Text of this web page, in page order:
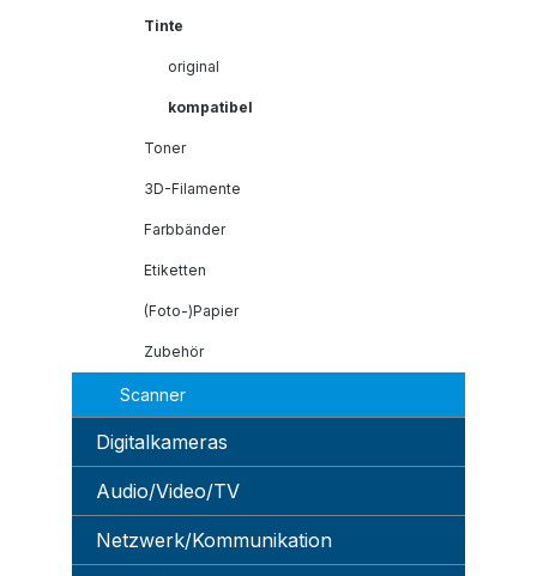
Tinte
original
kompatibel
Toner
3D-Filamente
Farbbänder
Etiketten
(Foto-)Papier
Zubehör
Scanner
Digitalkameras
Audio/Video/TV
Netzwerk/Kommunikation